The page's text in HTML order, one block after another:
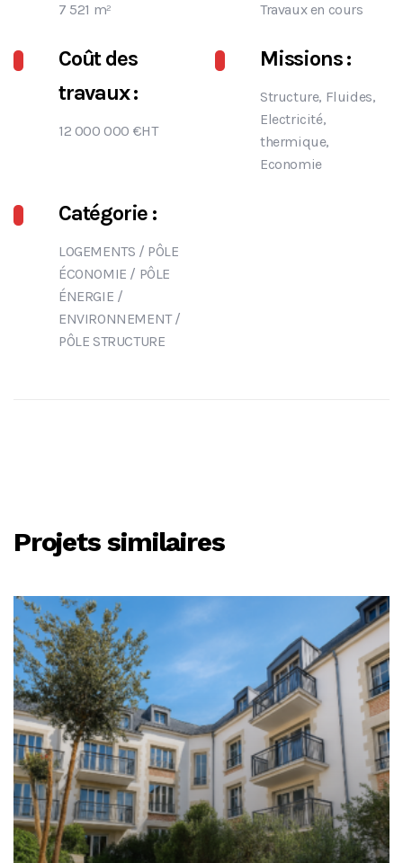
7 521 m² Travaux en cours
Coût des
travaux :
12 000 000 €HT
Missions :
Structure, Fluides,
Electricité,
thermique,
Economie
Catégorie :
LOGEMENTS / PÔLE
ÉCONOMIE / PÔLE
ÉNERGIE /
ENVIRONNEMENT/
PÔLE STRUCTURE
Projets similaires